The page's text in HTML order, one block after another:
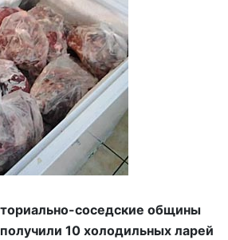
соседские общины
10 холодильных ларей